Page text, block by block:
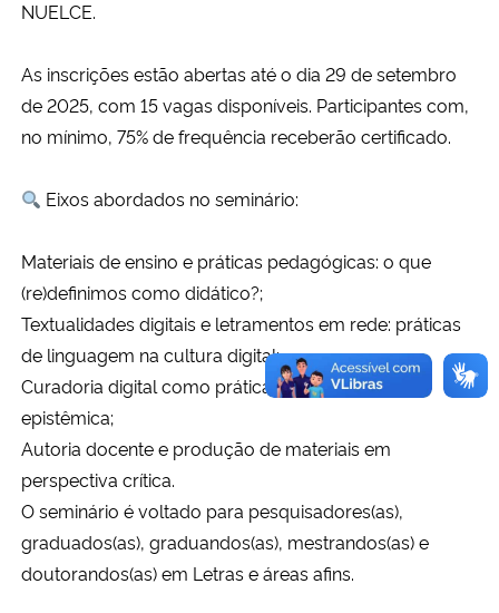
NUELCE.
As inscrições estão abertas até o dia 29 de setembro
de 2025, com 15 vagas disponíveis. Participantes com,
no mínimo, 75% de frequência receberão certificado.
Eixos abordados no seminário:
Materiais de ensino e práticas pedagógicas: o que
(re)definimos como didático?;
Textualidades digitais e letramentos em rede: práticas
de linguagem na cultura digital;
Curadoria digital como prática pedagógica e
epistêmica;
Autoria docente e produção de materiais em
perspectiva crítica.
O seminário é voltado para pesquisadores(as),
graduados(as), graduandos(as), mestrandos(as) e
doutorandos(as) em Letras e áreas afins.